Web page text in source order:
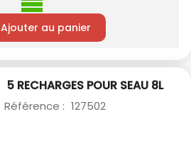
Ajouter au panier
5 RECHARGES POUR SEAU 8L
Référence : 127502